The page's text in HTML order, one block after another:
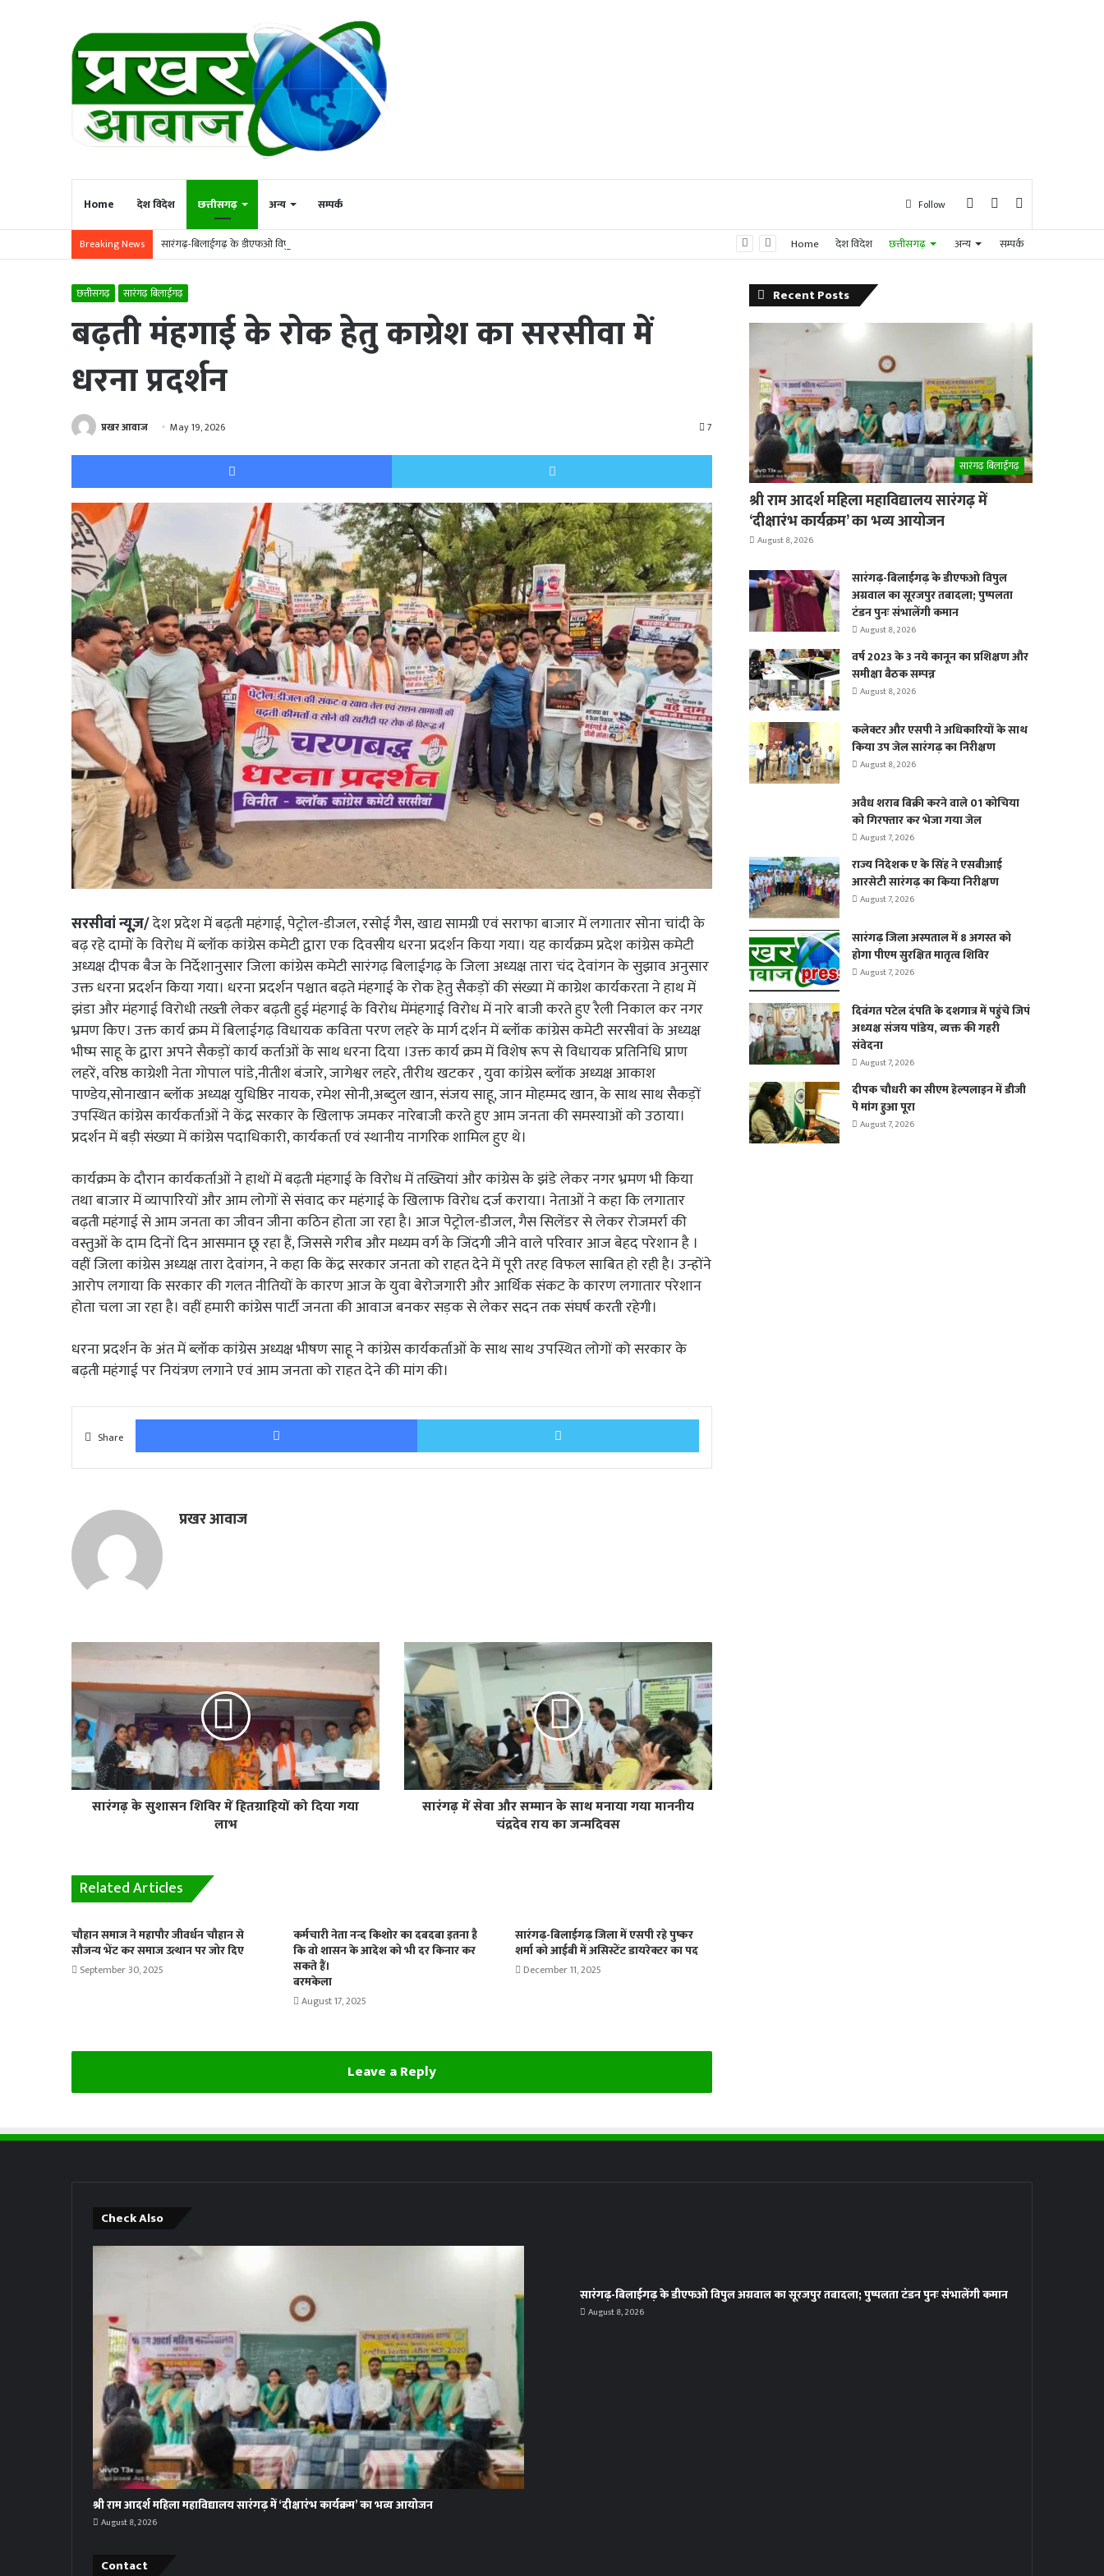
Home देश विदेश छत्तीसगढ़ अन्य सम्पर्क
for
Sidebar
Log
In
Follow
Breaking News सारंगढ़-बिलाईगढ़ के डीएफओ विपुल अग्रवाल का सूरजपुर तबादला; पुष्पलता टंडन पुनः संभालेंगी कमान Home देश विदेश छत्तीसगढ़ अन्य सम्पर्क
छत्तीसगढ़ सारंगढ़ बिलाईगढ़
बढ़ती मंहगाई के रोक हेतु काग्रेश का सरसीवा में
धरना प्रदर्शन
प्रखर आवाज May 19, 2026 7
Facebook Twitter
सरसीवां न्यूज़/देश प्रदेश में बढ़ती महंगाई, पेट्रोल-डीजल, रसोई गैस, खाद्य सामग्री एवं सराफा बाजार में लगातार सोना चांदी के
बढ़ रहे दामों के विरोध में ब्लॉक कांग्रेस कमेटी द्वारा एक दिवसीय धरना प्रदर्शन किया गया। यह कार्यक्रम प्रदेश कांग्रेस कमेटी
अध्यक्ष दीपक बैज के निर्देशानुसार जिला कांग्रेस कमेटी सारंगढ़ बिलाईगढ़ के जिला अध्यक्ष तारा चंद देवांगन के सुझाव अनुसार
उक्त धरना प्रदर्शन किया गया। धरना प्रदर्शन पश्चात बढ़ते मंहगाई के रोक हेतु सैकड़ों की संख्या में काग्रेश कार्यकरता ने हाथ में
झंडा और मंहगाई विरोधी तख्ती लेकर बढ़ती हुई मंहगाई के विरोध मेंमंहगाई विरोध में नारे बाजी करते हुए रैली निकाल कर नगर
भ्रमण किए। उक्त कार्य क्रम में बिलाईगढ़ विधायक कविता परण लहरे के मार्ग दर्शन में ब्लॉक कांग्रेस कमेटी सरसीवां के अध्यक्ष
भीष्म साहू के द्वारा अपने सैकड़ों कार्य कर्ताओं के साथ धरना दिया ।उक्त कार्य क्रम में विशेष रूप से विधायक प्रतिनिधि प्राण
लहरें, वरिष्ठ काग्रेशी नेता गोपाल पांडे,नीतीश बंजारे, जागेश्वर लहरे, तीरीथ खटकर , युवा कांग्रेस ब्लॉक अध्यक्ष आकाश
पाण्डेय,सोनाखान ब्लॉक अध्यक्ष युधिष्ठिर नायक, रमेश सोनी,अब्दुल खान, संजय साहू, जान मोहम्मद खान, के साथ साथ सैकड़ों
उपस्थित कांग्रेस कार्यकर्ताओं ने केंद्र सरकार के खिलाफ जमकर नारेबाजी करते हुए आम जनता की समस्याओं को उठाया।
प्रदर्शन में बड़ी संख्या में कांग्रेस पदाधिकारी, कार्यकर्ता एवं स्थानीय नागरिक शामिल हुए थे।
कार्यक्रम के दौरान कार्यकर्ताओं ने हाथों में बढ़ती मंहगाई के विरोध में तख्तियां और कांग्रेस के झंडे लेकर नगर भ्रमण भी किया
तथा बाजार में व्यापारियों और आम लोगों से संवाद कर महंगाई के खिलाफ विरोध दर्ज कराया। नेताओं ने कहा कि लगातार
बढ़ती महंगाई से आम जनता का जीवन जीना कठिन होता जा रहा है। आज पेट्रोल-डीजल, गैस सिलेंडर से लेकर रोजमर्रा की
वस्तुओं के दाम दिनों दिन आसमान छू रहा हैं, जिससे गरीब और मध्यम वर्ग के जिंदगी जीने वाले परिवार आज बेहद परेशान है ।
वहीं जिला कांग्रेस अध्यक्ष तारा देवांगन, ने कहा कि केंद्र सरकार जनता को राहत देने में पूरी तरह विफल साबित हो रही है। उन्होंने
आरोप लगाया कि सरकार की गलत नीतियों के कारण आज के युवा बेरोजगारी और आर्थिक संकट के कारण लगातार परेशान
होता चला जा रहा है। वहीं हमारी कांग्रेस पार्टी जनता की आवाज बनकर सड़क से लेकर सदन तक संघर्ष करती रहेगी।
धरना प्रदर्शन के अंत में ब्लॉक कांग्रेस अध्यक्ष भीषण साहू ने कांग्रेस कार्यकर्ताओं के साथ साथ उपस्थित लोगों को सरकार के
बढ़ती महंगाई पर नियंत्रण लगाने एवं आम जनता को राहत देने की मांग की।
Share
Facebook Twitter
प्रखर आवाज
सारंगढ़ के सुशासन शिविर में हितग्राहियों को दिया गया
लाभ
सारंगढ़ में सेवा और सम्मान के साथ मनाया गया माननीय
चंद्रदेव राय का जन्मदिवस
Related Articles
चौहान समाज ने महापौर जीवर्धन चौहान से
सौजन्य भेंट कर समाज उत्थान पर जोर दिए
September 30, 2025
कर्मचारी नेता नन्द किशोर का दबदबा इतना है
कि वो शासन के आदेश को भी दर किनार कर
सकते हैं।
बरमकेला
August 17, 2025
सारंगढ़-बिलाईगढ़ जिला में एसपी रहे पुष्कर
शर्मा को आईबी में असिस्टेंट डायरेक्टर का पद
December 11, 2025
Leave a Reply
Recent Posts
सारंगढ़ बिलाईगढ़
श्री राम आदर्श महिला महाविद्यालय सारंगढ़ में
‘दीक्षारंभ कार्यक्रम’ का भव्य आयोजन
August 8, 2026
सारंगढ़-बिलाईगढ़ के डीएफओ विपुल
अग्रवाल का सूरजपुर तबादला; पुष्पलता
टंडन पुनः संभालेंगी कमान
August 8, 2026
वर्ष 2023 के 3 नये कानून का प्रशिक्षण और
समीक्षा बैठक सम्पन्न
August 8, 2026
कलेक्टर और एसपी ने अधिकारियों के साथ
किया उप जेल सारंगढ़ का निरीक्षण
August 8, 2026
अवैध शराब बिक्री करने वाले 01 कोचिया
को गिरफ्तार कर भेजा गया जेल
August 7, 2026
राज्य निदेशक ए के सिंह ने एसबीआई
आरसेटी सारंगढ़ का किया निरीक्षण
August 7, 2026
सारंगढ़ जिला अस्पताल में 8 अगस्त को
होगा पीएम सुरक्षित मातृत्व शिविर
August 7, 2026
दिवंगत पटेल दंपति के दशगात्र में पहुंचे जिपं
अध्यक्ष संजय पांडेय, व्यक्त की गहरी
संवेदना
August 7, 2026
दीपक चौधरी का सीएम हेल्पलाइन में डीजी
पे मांग हुआ पूरा
August 7, 2026
Check Also
श्री राम आदर्श महिला महाविद्यालय सारंगढ़ में ‘दीक्षारंभ कार्यक्रम’ का भव्य आयोजन
August 8, 2026
सारंगढ़-बिलाईगढ़ के डीएफओ विपुल अग्रवाल का सूरजपुर तबादला; पुष्पलता टंडन पुनः संभालेंगी कमान
August 8, 2026
Contact